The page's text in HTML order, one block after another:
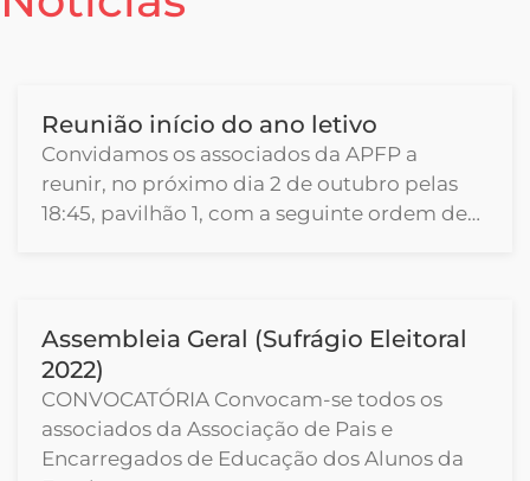
Reunião início do ano letivo
Convidamos os associados da APFP a
reunir, no próximo dia 2 de outubro pelas
18:45, pavilhão 1, com a seguinte ordem de…
Assembleia Geral (Sufrágio Eleitoral
2022)
CONVOCATÓRIA Convocam-se todos os
associados da Associação de Pais e
Encarregados de Educação dos Alunos da